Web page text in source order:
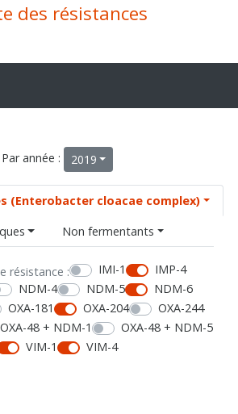
des résistances
Par année : 2019
(Enterobacter cloacae complex)
Non fermentants
résistance : IMI-1
IMP-4
NDM-4 NDM-5
NDM-6
OXA-181 OXA-204
OXA-244
OXA-48 + NDM-1
OXA-48 + NDM-5
VIM-1
VIM-4